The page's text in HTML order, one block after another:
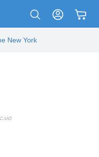
New York